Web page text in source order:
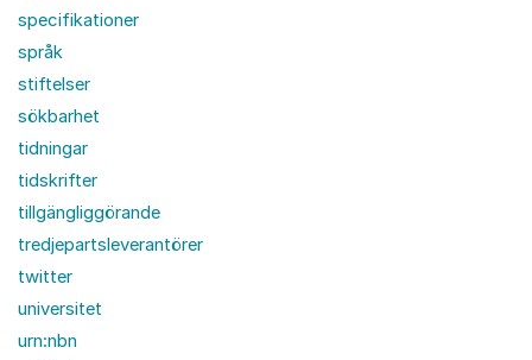
specifikationer
språk
stiftelser
sökbarhet
tidningar
tidskrifter
tillgängliggörande
tredjepartsleverantörer
twitter
universitet
urn:nbn